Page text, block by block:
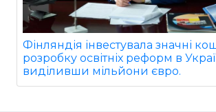
Фінляндія інвестувала значні
розробку освітніх реформ в
виділивши мільйони євро.